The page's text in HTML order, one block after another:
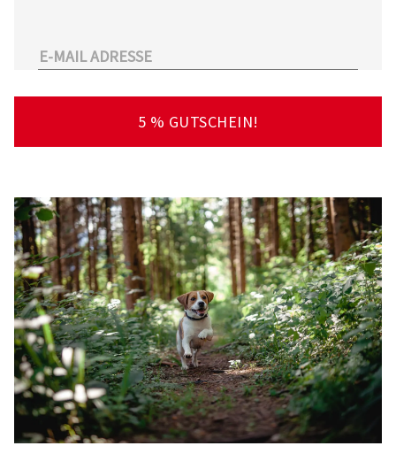
großen Anzahl an Partnertierärzten
finden – deutschlandweit!
5 % GUTSCHEIN!